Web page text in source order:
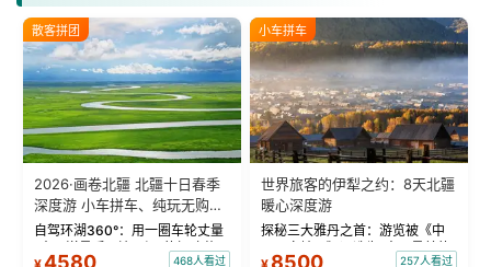
散客拼团
2026·画卷北疆 北疆十日春季
深度游 小车拼车、纯玩无购
物！
自驾环湖360°：用一圈车轮丈量
“大西洋最后一滴眼泪”的极致蔚
4580 468人看过
小车拼车
世界旅客的伊犁之约：8天北疆
暖心深度游
探秘三大雅丹之首：游览被《中
国国家地理》评选为“中国最美的
8500 257人看过